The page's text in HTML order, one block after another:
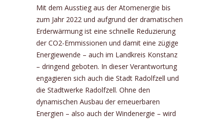
Mit dem Ausstieg aus der Atomenergie bis
zum Jahr 2022 und aufgrund der dramatischen
Erderwärmung ist eine schnelle Reduzierung
der CO2-Emmissionen und damit eine zügige
Energiewende – auch im Landkreis Konstanz
– dringend geboten. In dieser Verantwortung
engagieren sich auch die Stadt Radolfzell und
die Stadtwerke Radolfzell. Ohne den
dynamischen Ausbau der erneuerbaren
Energien – also auch der Windenergie – wird